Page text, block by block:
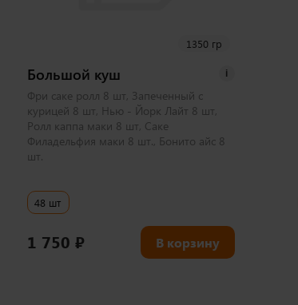
1350 гр
Большой куш i
Фри саке ролл 8 шт, Запеченный с
курицей 8 шт, Нью - Йорк Лайт 8 шт,
Ролл каппа маки 8 шт, Саке
Филадельфия маки 8 шт., Бонито айс 8
шт.
48 шт
1 750 ₽ В корзину